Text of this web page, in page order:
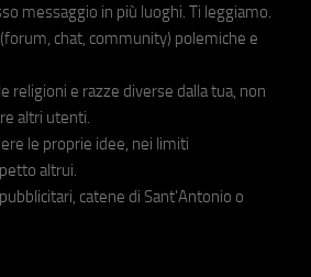
messaggio in più luoghi. Ti leggiamo.
chat, community) polemiche e
religioni e razze diverse dalla tua, non
altri utenti.
le proprie idee, nei limiti
altrui.
catene di Sant'Antonio o